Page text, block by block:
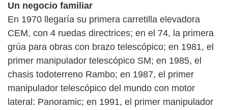
Un negocio familiar
En 1970 llegaría su primera carretilla elevadora
CEM, con 4 ruedas directrices; en el 74, la primera
grúa para obras con brazo telescópico; en 1981, el
primer manipulador telescópico SM; en 1985, el
chasis todoterreno Rambo; en 1987, el primer
manipulador telescópico del mundo con motor
lateral: Panoramic; en 1991, el primer manipulador